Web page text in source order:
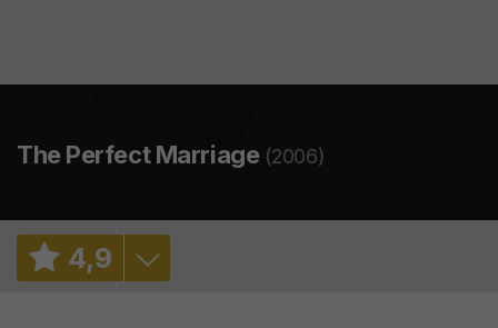
The Perfect Marriage (2006)
4,9